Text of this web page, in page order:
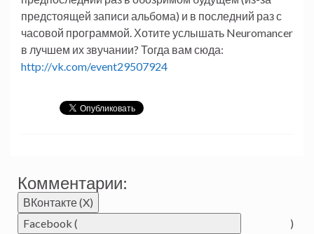
предстоящей записи альбома) и в последний раз с
часовой программой. Хотите услышать Neuromancer
в лучшем их звучании? Тогда вам сюда:
http://vk.com/event29507924
Комментарии:
ВКонтакте (X)
Facebook (
)